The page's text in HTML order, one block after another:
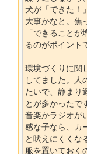
犬が「できた！
大事かなと。焦
「できること
るのがポイント
環境づくりに関
してました。人
たいで、静まり
とが多かったで
音楽かラジオが
感な子なら、カ
と吠えにくくな
服を置いておく